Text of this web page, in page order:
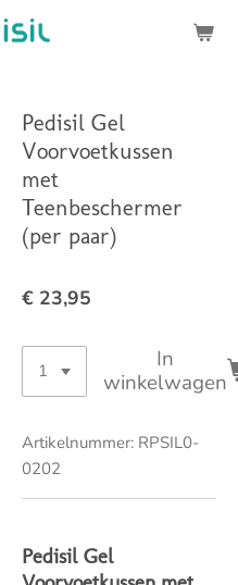
Pedisil Gel
Voorvoetkussen
met
Teenbeschermer
(per paar)
€ 23,95
In
winkelwagen
Artikelnummer: RPSIL0-
0202
Pedisil Gel